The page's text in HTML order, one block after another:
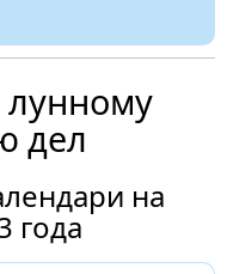
дел
на
года